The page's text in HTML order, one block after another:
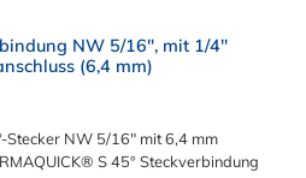
NW 5/16", mit 1/4"
(6,4 mm)